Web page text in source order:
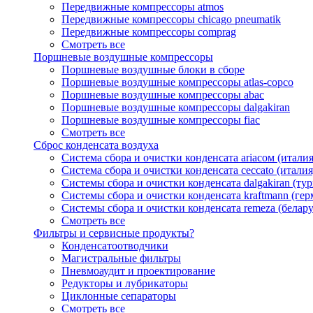
Передвижные компрессоры atmos
Передвижные компрессоры chicago pneumatik
Передвижные компрессоры comprag
Смотреть все
Поршневые воздушные компрессоры
Поршневые воздушные блоки в сборе
Поршневые воздушные компрессоры atlas-copco
Поршневые воздушные компрессоры abac
Поршневые воздушные компрессоры dalgakiran
Поршневые воздушные компрессоры fiac
Смотреть все
Сброс конденсата воздуха
Система сбора и очистки конденсата ariacом
Система сбора и очистки конденсата ceccato
Системы сбора и очистки конденсата dalgakiran
Системы сбора и очистки конденсата kraftmann
Системы сбора и очистки конденсата remeza
Смотреть все
Фильтры и сервисные продукты?
Конденсатоотводчики
Магистральные фильтры
Пневмоаудит и проектирование
Редукторы и лубрикаторы
Циклонные сепараторы
Смотреть все